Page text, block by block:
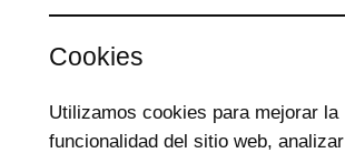
Cookies
Utilizamos cookies para mejorar la
funcionalidad del sitio web, analizar